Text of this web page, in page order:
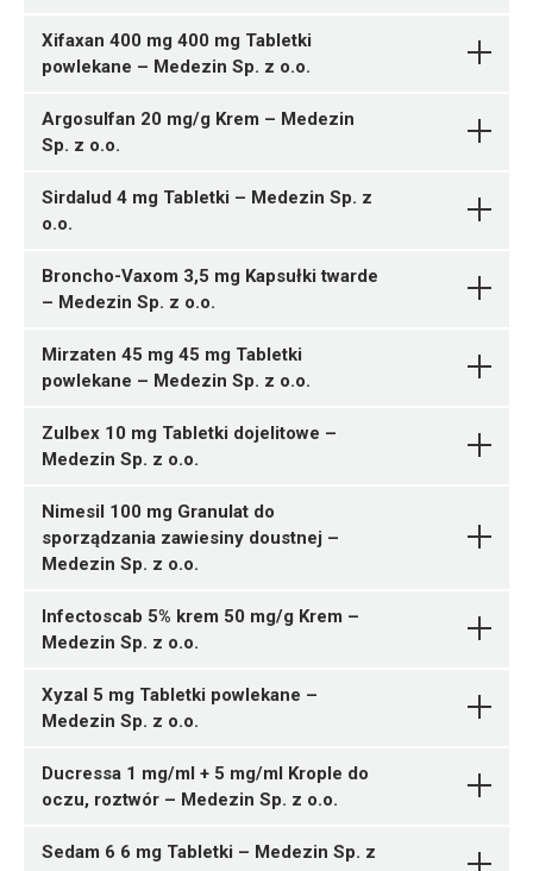
Ulotka
Medezin Sp. z o.o.
05909991603670 ¦ Rp ¦ 167423
30 tabl.
05909991603687 ¦ Rp ¦ 167424
60 tabl.
05909991603694 ¦ Rp ¦ 167425
Ulotka
Medezin Sp. z o.o.
Perindoprilum argininum +
05909991602765 ¦ Rp ¦ 167285
50 tabl.
Diclofenacum natricum
14 tabl.
05909991602208 ¦ Rp ¦ 167205
05909991602215 ¦ Rp ¦ 167206
56 tabl.
05909991602222 ¦ Rp ¦ 167207
98 tabl.
05909991602239 ¦ Rp ¦ 167208
Ivabradinum
Medezin
Xifaxan 400 mg 400 mg Tabletki
powlekane – Medezin Sp. z o.o.
05909991602086 ¦ Rp ¦ 167186
14 tabl.
Ulotka
Medezin Sp. z o.o.
Argosulfan 20 mg/g Krem – Medezin
Sp. z o.o.
05909991601973 ¦ Rp ¦ 167164
1 tuba 40 g
Sulfathiazolum argentum
Pytanie o produkt
Sirdalud 4 mg Tabletki – Medezin Sp. z
o.o.
05909991601300 ¦ Rp ¦ 167078
10 tabl.
05909991601317 ¦ Rp ¦ 167079
30 tabl.
M03BX02
Broncho-Vaxom 3,5 mg Kapsułki twarde
– Medezin Sp. z o.o.
05909991601287 ¦ Rp ¦ 167074
05909991601294 ¦ Rp ¦ 167075
30 kaps.
R07AX
Mirzaten 45 mg 45 mg Tabletki
powlekane – Medezin Sp. z o.o.
05909991601560 ¦ Rp ¦ 167113
30 tabl.
05909991601577 ¦ Rp ¦ 167114
05909991601584 ¦ Rp ¦ 167115
Zulbex 10 mg Tabletki dojelitowe –
Medezin Sp. z o.o.
05909991600884 ¦ Rp ¦ 167007
14 tabl.
05909991600891 ¦ Rp ¦ 167008
28 tabl.
05909991600914 ¦ Rp ¦ 167010
Nimesil 100 mg Granulat do
sporządzania zawiesiny doustnej –
Medezin Sp. z o.o.
05909991599911 ¦ Rp ¦ 166889
9 sasz. 2 g
Infectoscab 5% krem 50 mg/g Krem –
Medezin Sp. z o.o.
Xyzal 5 mg Tabletki powlekane –
Medezin Sp. z o.o.
Ducressa 1 mg/ml + 5 mg/ml Krople do
oczu, roztwór – Medezin Sp. z o.o.
Sedam 6 6 mg Tabletki – Medezin Sp. z